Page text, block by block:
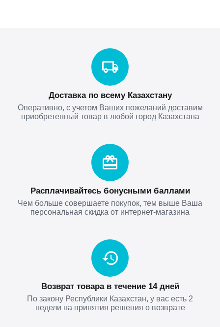
Доставка по всему Казахстану
Оперативно, с учетом Ваших пожеланий доставим
приобретенный товар в любой город Казахстана
Расплачивайтесь бонусными баллами
Чем больше совершаете покупок, тем выше Ваша
персональная скидка от интернет-магазина
Возврат товара в течение 14 дней
По закону Республики Казахстан, у вас есть 2
недели на принятия решения о возврате